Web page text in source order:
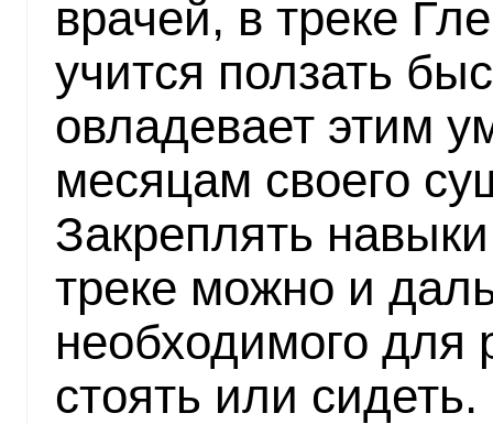
врачей, в треке
учится ползать
овладевает этим
месяцам своего
Закреплять
треке можно и
необходимого для
стоять или сидеть.